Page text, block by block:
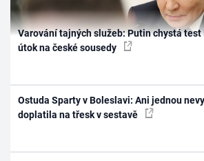
Varování tajných služeb: Putin chystá test
útok na české sousedy
Ostuda Sparty v Boleslavi: Ani jednou
doplatila na třesk v sestavě